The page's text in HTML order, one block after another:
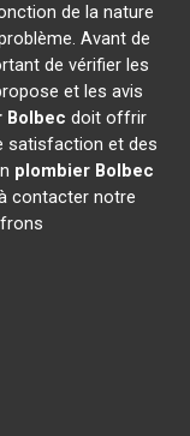
de la nature
Avant de
de vérifier les
et les avis
Bolbec doit offrir
satisfaction et des
plombier Bolbec
contacter notre